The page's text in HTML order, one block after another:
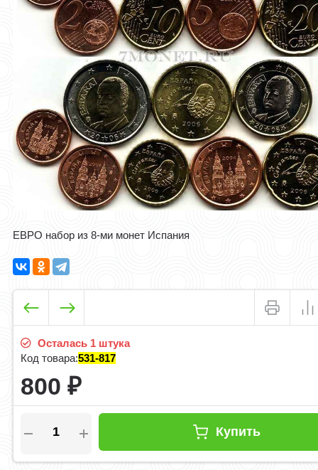
ЕВРО набор из 8-ми монет Испания
Осталась 1 штука
Код товара:531-817
800₽
Купить